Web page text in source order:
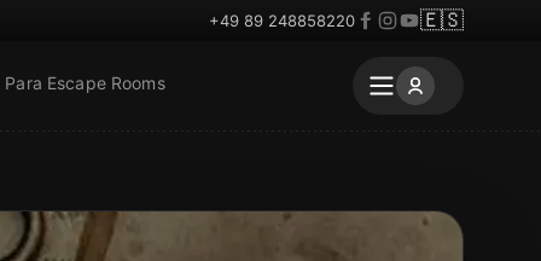
+49 89 248858220 🇪🇸
Para Escape Rooms